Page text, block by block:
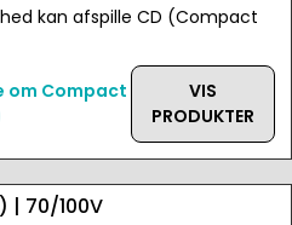
kan afspille CD (Compact
om Compact
VIS
PRODUKTER
| 70/100V